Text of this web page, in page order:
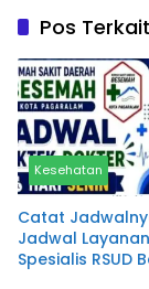
Pos Terkait
Kesehatan
Catat
Jadwal
Spesialis RSUD